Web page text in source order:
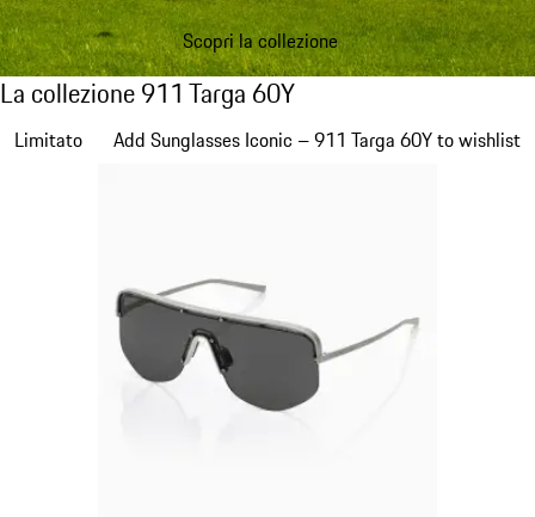
Scopri la collezione
La collezione 911 Targa 60Y
La collezione 911 Targa 60Y
Limitato Add Sunglasses Iconic – 911 Targa 60Y to wishlist
Diapositiva 1 di 20